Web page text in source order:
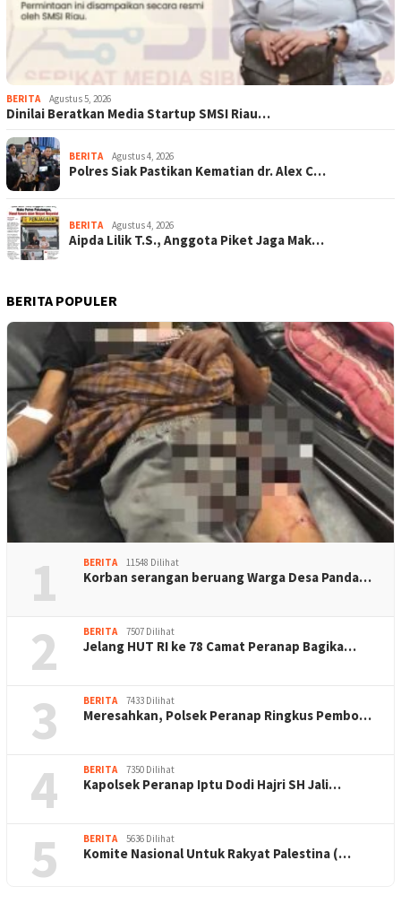
BERITA Agustus 5, 2026
Dinilai Beratkan Media Startup SMSI Riau…
BERITA Agustus 4, 2026
Polres Siak Pastikan Kematian dr. Alex C…
BERITA Agustus 4, 2026
Aipda Lilik T.S., Anggota Piket Jaga Mak…
BERITA POPULER
1 BERITA 11548 Dilihat
Korban serangan beruang Warga Desa Panda…
2 BERITA 7507 Dilihat
Jelang HUT RI ke 78 Camat Peranap Bagika…
3 BERITA 7433 Dilihat
Meresahkan, Polsek Peranap Ringkus Pembo…
4 BERITA 7350 Dilihat
Kapolsek Peranap Iptu Dodi Hajri SH Jali…
5 BERITA 5636 Dilihat
Komite Nasional Untuk Rakyat Palestina (…